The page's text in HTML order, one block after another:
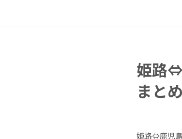
姫路
まとめ
姫路⇔鹿児